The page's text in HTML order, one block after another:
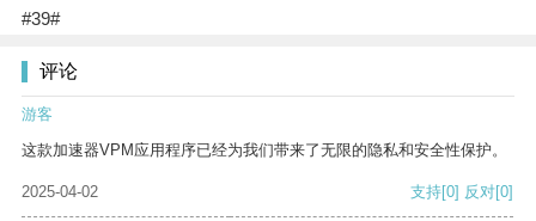
#39#
评论
游客
这款加速器VPM应用程序已经为我们带来了无限的隐私和安全性保护。
2025-04-02 支持[0] 反对[0]